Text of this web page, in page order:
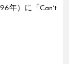
年）に「Can’t